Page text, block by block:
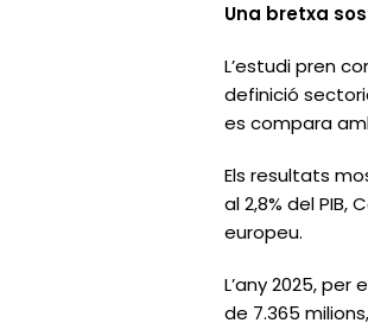
Una bretxa
L’estudi pren
definició
es compara
Els resultats
al 2,8% del
europeu.
L’any 2025,
de 7.365